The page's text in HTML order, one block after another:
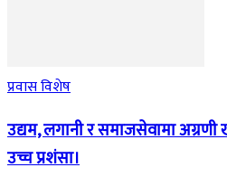
प्रवास विशेष
उद्यम, लगानी र समाजसेवामा अग्रणी
उच्च प्रशंसा।